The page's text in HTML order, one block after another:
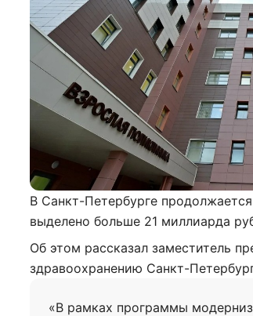
В Санкт-Петербурге
выделено больше 21 миллиарда
Об этом рассказал заместитель
здравоохранению Санкт-
«В рамках программы